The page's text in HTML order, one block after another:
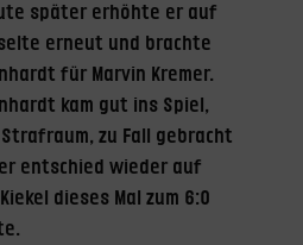
später erhöhte er auf
erneut und brachte
für Marvin Kremer.
kam gut ins Spiel,
zu Fall gebracht
entschied wieder auf
dieses Mal zum 6:0